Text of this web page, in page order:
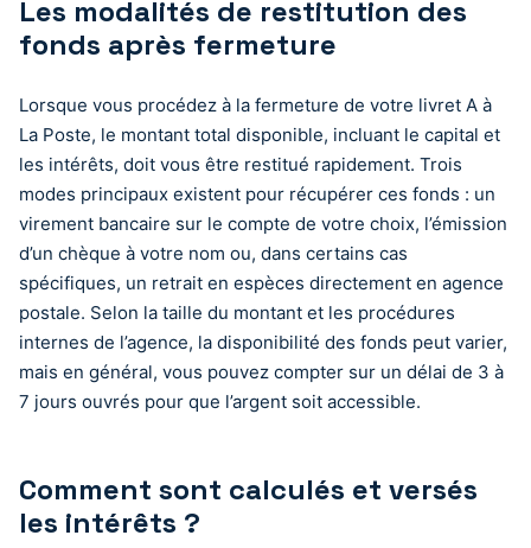
Les modalités de restitution des
fonds après fermeture
Lorsque vous procédez à la fermeture de votre livret A à
La Poste, le montant total disponible, incluant le capital et
les intérêts, doit vous être restitué rapidement. Trois
modes principaux existent pour récupérer ces fonds : un
virement bancaire sur le compte de votre choix, l’émission
d’un chèque à votre nom ou, dans certains cas
spécifiques, un retrait en espèces directement en agence
postale. Selon la taille du montant et les procédures
internes de l’agence, la disponibilité des fonds peut varier,
mais en général, vous pouvez compter sur un délai de 3 à
7 jours ouvrés pour que l’argent soit accessible.
Comment sont calculés et versés
les intérêts ?